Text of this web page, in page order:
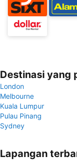
Destinasi yang
London
Melbourne
Kuala Lumpur
Pulau Pinang
Sydney
Lapangan